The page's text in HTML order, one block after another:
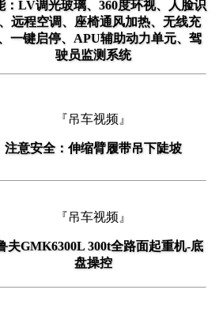
：LV调光玻璃、360度环视、人脸识
远程空调、座椅通风加热、无线充
一键启停、APU辅助动力单元、驾
驶员监测系统
『吊车视频』
注意安全：伸缩臂履带吊下陡坡
『吊车视频』
夫GMK6300L 300t全路面起重机-底
盘操控